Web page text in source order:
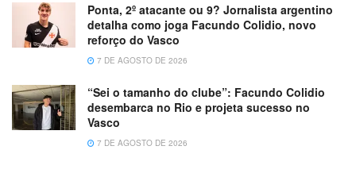
Ponta, 2º atacante ou 9? Jornalista argentino
detalha como joga Facundo Colidio, novo
reforço do Vasco
7 DE AGOSTO DE 2026
“Sei o tamanho do clube”: Facundo Colidio
desembarca no Rio e projeta sucesso no
Vasco
7 DE AGOSTO DE 2026